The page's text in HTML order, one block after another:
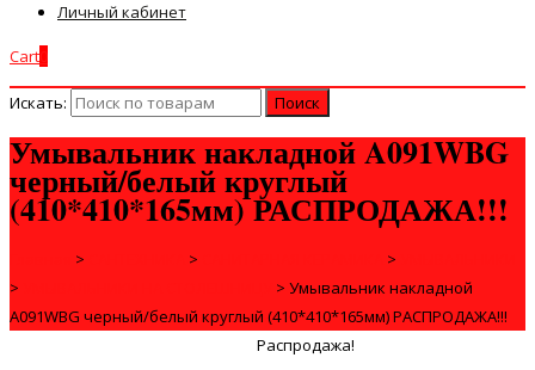
Личный кабинет
Cart
Искать:
Умывальник накладной A091WBG
черный/белый круглый
(410*410*165мм) РАСПРОДАЖА!!!
> > >
>
> Умывальник накладной
A091WBG черный/белый круглый (410*410*165мм) РАСПРОДАЖА!!!
Распродажа!